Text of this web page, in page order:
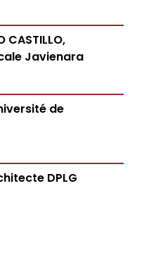
CASTILLO,
Javienara
de
DPLG